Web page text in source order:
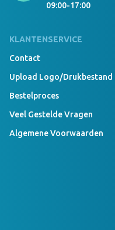
09:00-17:00
KLANTENSERVICE
Contact
Upload Logo/drukbestand
Bestelproces
Veel Gestelde Vragen
Algemene Voorwaarden